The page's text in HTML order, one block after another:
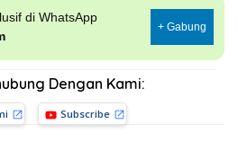
di WhatsApp
+ Gabung
Dengan Kami:
Subscribe